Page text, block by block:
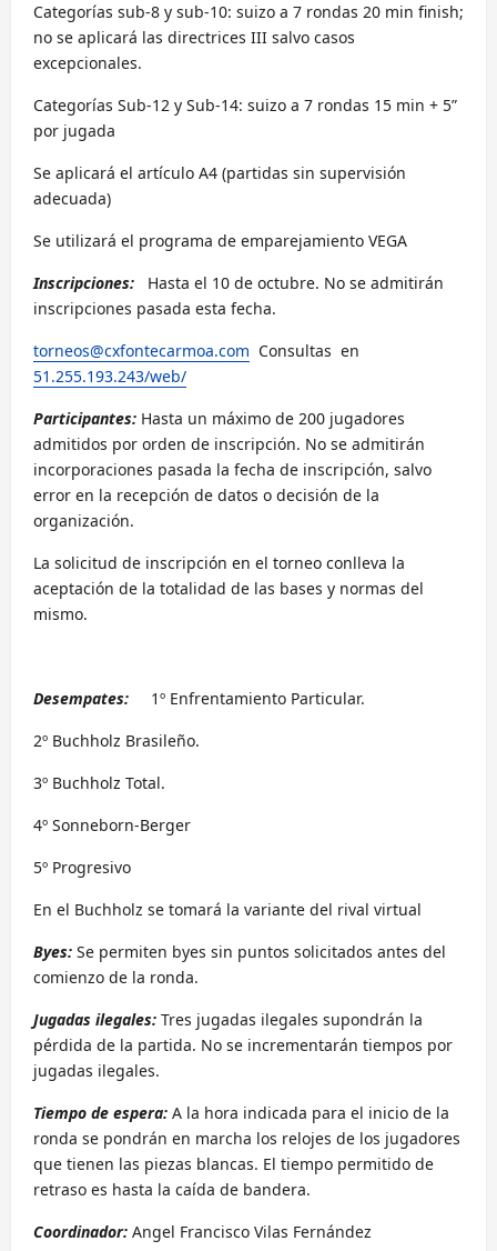
Categorías sub-8 y sub-10: suizo a 7 rondas 20 min finish;
no se aplicará las directrices III salvo casos
excepcionales.
Categorías Sub-12 y Sub-14: suizo a 7 rondas 15 min + 5”
por jugada
Se aplicará el artículo A4 (partidas sin supervisión
adecuada)
Se utilizará el programa de emparejamiento VEGA
Inscripciones: Hasta el 10 de octubre. No se admitirán
inscripciones pasada esta fecha.
torneos@cxfontecarmoa.com Consultas en
51.255.193.243/web/
Participantes: Hasta un máximo de 200 jugadores
admitidos por orden de inscripción. No se admitirán
incorporaciones pasada la fecha de inscripción, salvo
error en la recepción de datos o decisión de la
organización.
La solicitud de inscripción en el torneo conlleva la
aceptación de la totalidad de las bases y normas del
mismo.
Desempates: 1º Enfrentamiento Particular.
2º Buchholz Brasileño.
3º Buchholz Total.
4º Sonneborn-Berger
5º Progresivo
En el Buchholz se tomará la variante del rival virtual
Byes: Se permiten byes sin puntos solicitados antes del
comienzo de la ronda.
Jugadas ilegales: Tres jugadas ilegales supondrán la
pérdida de la partida. No se incrementarán tiempos por
jugadas ilegales.
Tiempo de espera: A la hora indicada para el inicio de la
ronda se pondrán en marcha los relojes de los jugadores
que tienen las piezas blancas. El tiempo permitido de
retraso es hasta la caída de bandera.
Coordinador: Angel Francisco Vilas Fernández